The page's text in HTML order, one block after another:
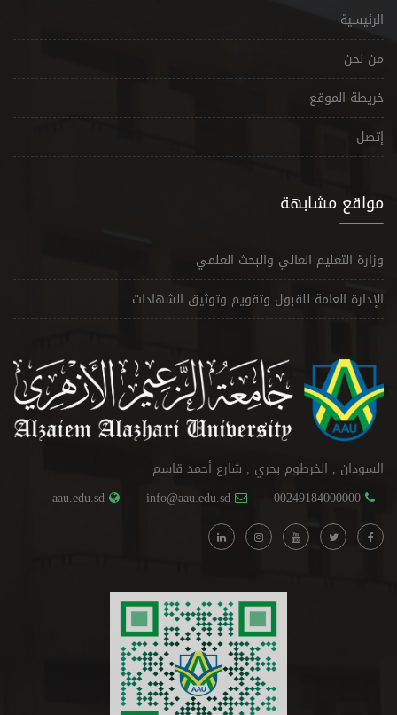
الرئيسية
من نحن
خريطة الموقع
إتصل
مواقع مشابهة
وزارة التعليم العالي والبحث العلمي
الإدارة العامة للقبول وتقويم وتوثيق الشهادات
السودان , الخرطوم بحري , شارع أحمد قاسم
00249184000000
info@aau.edu.sd
aau.edu.sd